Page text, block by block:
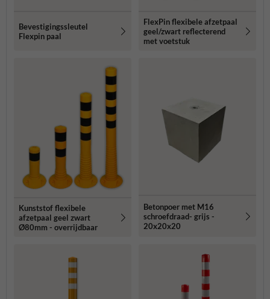
Bevestigingssleutel
Flexpin paal
FlexPin flexibele afzetpaal
geel/zwart reflecterend
met voetstuk
Kunststof flexibele
afzetpaal geel zwart
Ø80mm - overrijdbaar
Betonpoer met M16
schroefdraad- grijs -
20x20x20